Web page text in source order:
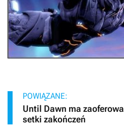
POWIĄZANE:
Until Dawn ma
setki zakończeń